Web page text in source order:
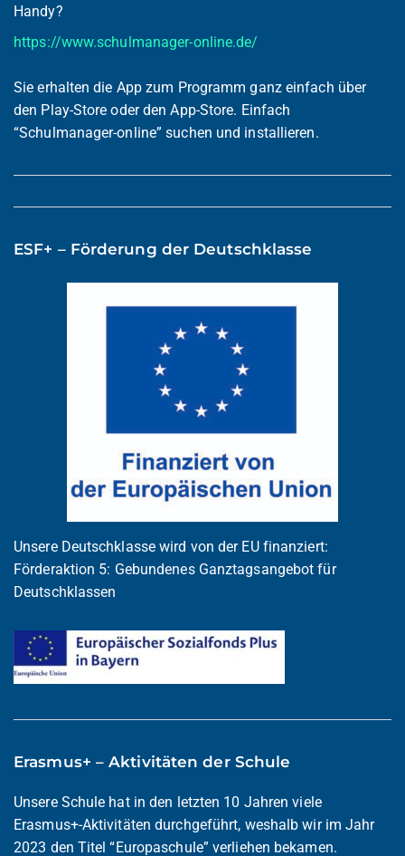
Handy?
https://www.schulmanager-online.de/
Sie erhalten die App zum Programm ganz einfach über
den Play-Store oder den App-Store. Einfach
“Schulmanager-online” suchen und installieren.
ESF+ – Förderung der Deutschklasse
Unsere Deutschklasse wird von der EU finanziert:
Förderaktion 5: Gebundenes Ganztagsangebot für
Deutschklassen
Erasmus+ – Aktivitäten der Schule
Unsere Schule hat in den letzten 10 Jahren viele
Erasmus+-Aktivitäten durchgeführt, weshalb wir im Jahr
2023 den Titel “Europaschule” verliehen bekamen.